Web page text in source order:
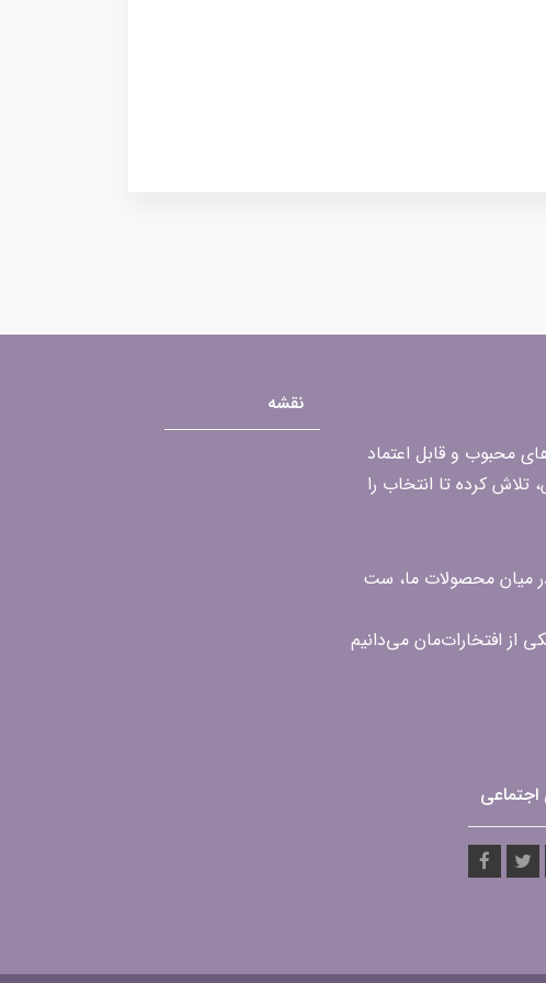
محبوب و قابل اعتماد
کرده تا انتخاب را
میان محصولات ما، ست
نقشه